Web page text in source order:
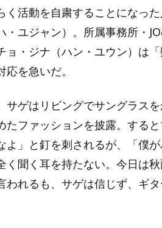
く活動を自粛することになっ
・ユジャン）。所属事務所・
ョ・ジナ（ハン・ユウン）は
応を急いだ。
サゲはリビングでサングラス
たファッションを披露。する
よ」と釘を刺されるが、「僕
く聞く耳を持たない。今日は
われるも、サゲは信じず、ギ